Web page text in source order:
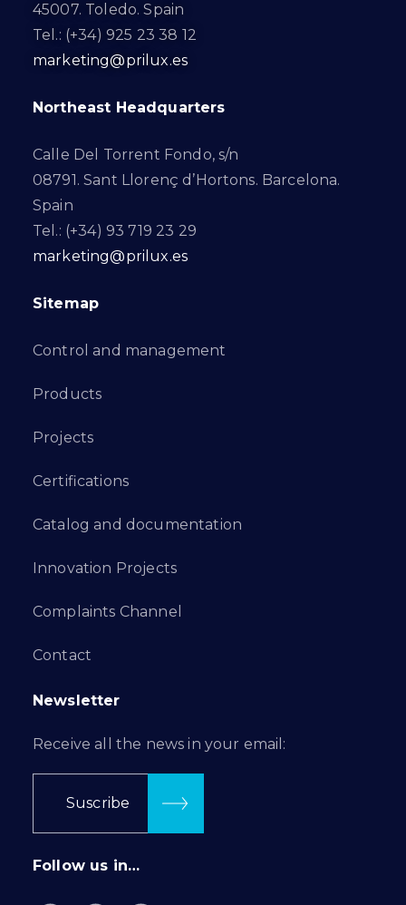
45007. Toledo. Spain
Tel.: (+34) 925 23 38 12
marketing@prilux.es
Northeast Headquarters
Calle Del Torrent Fondo, s/n
08791. Sant Llorenç d’Hortons. Barcelona.
Spain
Tel.: (+34) 93 719 23 29
marketing@prilux.es
Sitemap
Control and management
Products
Projects
Certifications
Catalog and documentation
Innovation Projects
Complaints Channel
Contact
Newsletter
Receive all the news in your email:
Suscribe
Follow us in…